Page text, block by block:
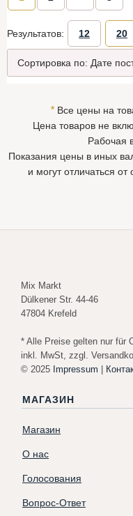
Результатов: 12 20
*Все цены на
Цена товаров не
Рабочая
Показания цены в иных
и могут отличаться от
Mix Markt
Dülkener Str. 44-46
47804 Krefeld
* Alle Preise gelten nur für
inkl. MwSt, zzgl.
© 2025 Impressum |
МАГАЗИН
Магазин
О нас
Голосования
Вопрос-Ответ